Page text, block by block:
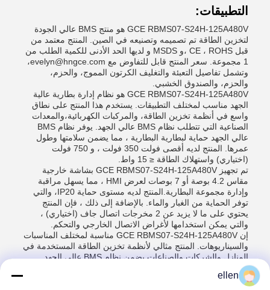
التطبيقات:
GCE RBMS07-S24H-125A480V هو منتج BMS عالي الجودة
لتخزين الطاقة تم تصميمه وتصنيعه في الصين. المنتج معتمد من
قبل CE ، ROHS ،و MSDS و لديها الحد الأدنى للكمية الطلب من
1 مجموعة. سعر المنتج قابل للتفاوض مع evelyn@hngce.com،
وتشمل تفاصيل التعبئة والتغليف الكرتون المموج، والحزم،
والحزم، والصندوق الخشبي.
GCE RBMS07-S24H-125A480V هو نظام إدارة بطارية عالية
الجهد مناسب لمختلف التطبيقات. يستخدم هذا المنتج على نطاق
واسع في أنظمة تخزين الطاقة، والمركبات الكهربائية،والمعدات
الصناعية التي تتطلب نظام BMS عالي الجهد. يوفر نظام BMS
عالي الجهد حماية لبطارية البطارية ، مما يضمن سلامتها وطول
عمرها. المنتج لديه أقصى فولت 350 فولت ، و 750 فولت
(اختياري) واستهلاك الطاقة ≤ 15 واط.
تم تجهيز GCE RBMS07-S24H-125A480V بشاشة خارجية
مقاس 4.2 بوصة أو 7 بوصات لعرض HMI ، مما يسهل مراقبة
وإدارة مجموعة البطارية.المنتج لديه مستوى حماية IP20، والتي
توفر الحماية من الغبار والماء. بالإضافة إلى ذلك ، فإن المنتج
يحتوي على ما لا يزيد عن 2 مخرجات اتصال جاف (اختياري) ،
والتي يمكن استخدامها لأغراض الاتصال الخارجي والتحكم.
إن GCE RBMS07-S24H-125A480V مناسبة لمختلف المناسبات
والسيناريوهات. المنتج مثالي لأنظمة تخزين الطاقة المستخدمة في
المنازل والشركات والصناعات.يضمن نظام BMS عالي الجهد
سلامة وموثوقية نظام تخزين الطاقة، مما يوفر راحة البال
للمستخدمين. المنتج مناسب أيضًا للسيارات الكهربائية والمعدات
ellen